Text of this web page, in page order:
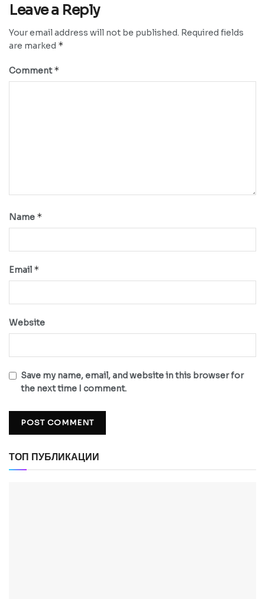
Leave a Reply
Your email address will not be published. Required fields
are marked *
Comment*
Name *
Email *
Website
Save my name, email, and website in this browser for
the next time I comment.
ТОП ПУБЛИКАЦИИ